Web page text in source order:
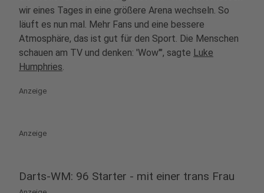
wir eines Tages in eine größere Arena wechseln. So
läuft es nun mal. Mehr Fans und eine bessere
Atmosphäre, das ist gut für den Sport. Die Menschen
schauen am TV und denken: 'Wow'", sagte Luke
Humphries.
Anzeige
Anzeige
Darts-WM: 96 Starter - mit einer trans Frau